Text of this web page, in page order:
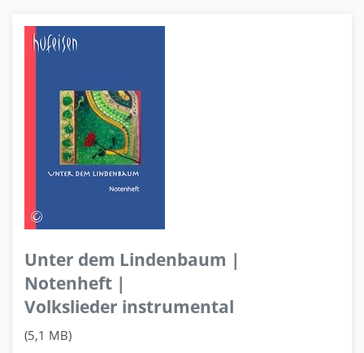
Unter dem Lindenbaum |
Notenheft |
Volkslieder instrumental
(5,1 MB)